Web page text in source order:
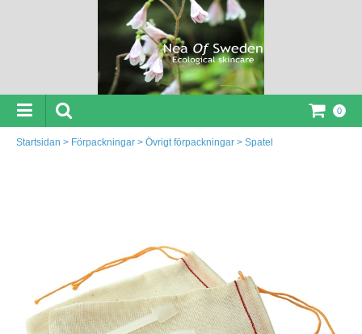
0
Startsidan > Förpackningar > Övrigt förpackningar > Spatel